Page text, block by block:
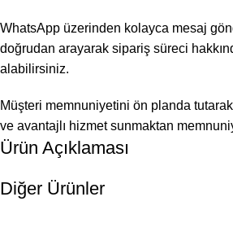
WhatsApp üzerinden kolayca mesaj
doğrudan arayarak sipariş süreci
alabilirsiniz.
Müşteri memnuniyetini ön planda
ve avantajlı hizmet sunmaktan
Ürün Açıklaması
Diğer Ürünler